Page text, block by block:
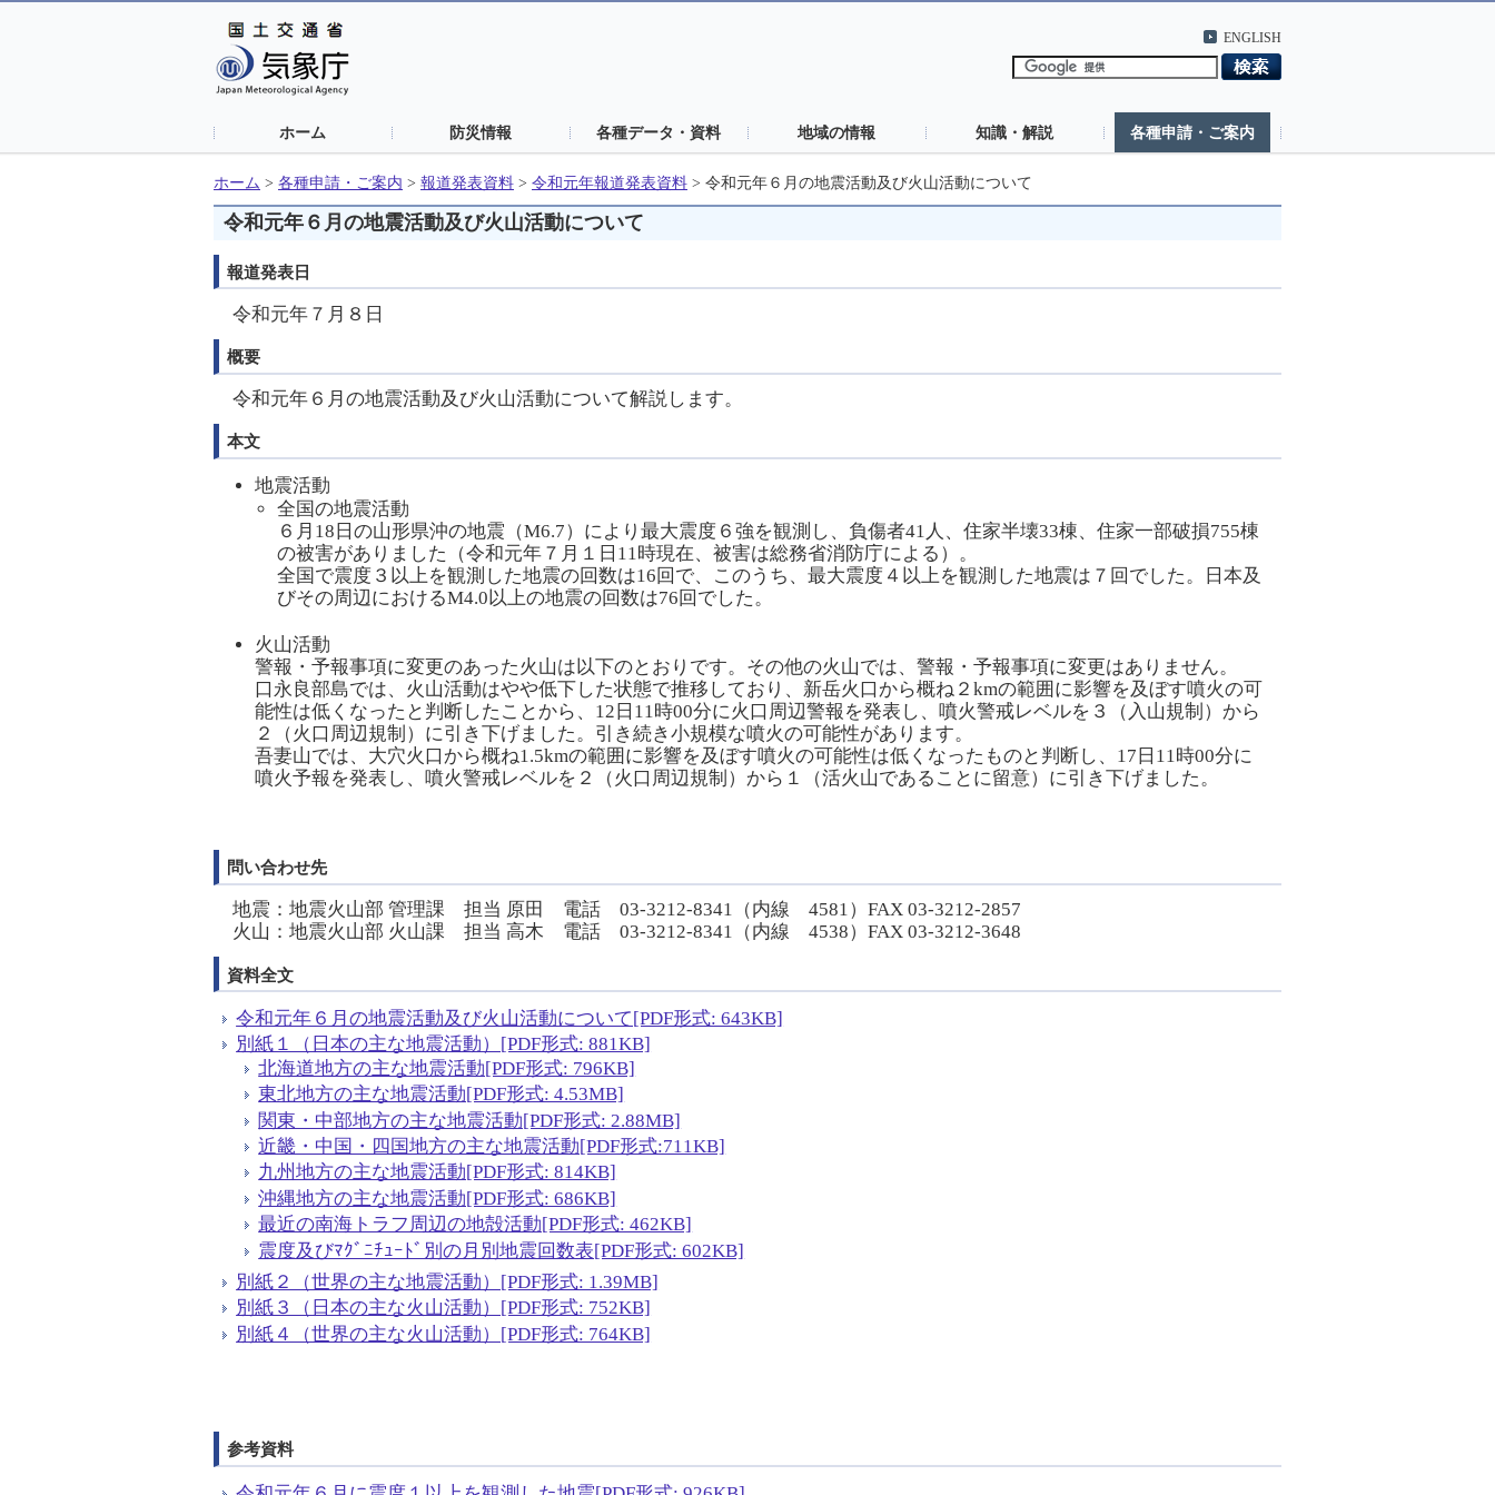
ENGLISH
ホーム 防災情報 各種データ・資料 地域の情報 知識・解説 各種申請・ご案内
ホーム > 各種申請・ご案内 > 報道発表資料 > 令和元年報道発表資料 > 令和元年６月の地震活動及び火山活動について
令和元年６月の地震活動及び火山活動について
報道発表日
令和元年７月８日
概要
令和元年６月の地震活動及び火山活動について解説します。
本文
地震活動
全国の地震活動
６月18日の山形県沖の地震（M6.7）により最大震度６強を観測し、負傷者41人、住家半壊33棟、住家一部破損755棟
の被害がありました（令和元年７月１日11時現在、被害は総務省消防庁による）。
全国で震度３以上を観測した地震の回数は16回で、このうち、最大震度４以上を観測した地震は７回でした。日本及
びその周辺におけるM4.0以上の地震の回数は76回でした。
火山活動
警報・予報事項に変更のあった火山は以下のとおりです。その他の火山では、警報・予報事項に変更はありません。
口永良部島では、火山活動はやや低下した状態で推移しており、新岳火口から概ね２kmの範囲に影響を及ぼす噴火の可
能性は低くなったと判断したことから、12日11時00分に火口周辺警報を発表し、噴火警戒レベルを３（入山規制）から
２（火口周辺規制）に引き下げました。引き続き小規模な噴火の可能性があります。
吾妻山では、大穴火口から概ね1.5kmの範囲に影響を及ぼす噴火の可能性は低くなったものと判断し、17日11時00分に
噴火予報を発表し、噴火警戒レベルを２（火口周辺規制）から１（活火山であることに留意）に引き下げました。
問い合わせ先
地震：地震火山部 管理課 担当 原田 電話 03-3212-8341（内線 4581）FAX 03-3212-2857
火山：地震火山部 火山課 担当 高木 電話 03-3212-8341（内線 4538）FAX 03-3212-3648
資料全文
令和元年６月の地震活動及び火山活動について[PDF形式: 643KB]
別紙１（日本の主な地震活動）[PDF形式: 881KB]
北海道地方の主な地震活動[PDF形式: 796KB]
東北地方の主な地震活動[PDF形式: 4.53MB]
関東・中部地方の主な地震活動[PDF形式: 2.88MB]
近畿・中国・四国地方の主な地震活動[PDF形式:711KB]
九州地方の主な地震活動[PDF形式: 814KB]
沖縄地方の主な地震活動[PDF形式: 686KB]
最近の南海トラフ周辺の地殻活動[PDF形式: 462KB]
震度及びﾏｸﾞﾆﾁｭｰﾄﾞ別の月別地震回数表[PDF形式: 602KB]
別紙２（世界の主な地震活動）[PDF形式: 1.39MB]
別紙３（日本の主な火山活動）[PDF形式: 752KB]
別紙４（世界の主な火山活動）[PDF形式: 764KB]
参考資料